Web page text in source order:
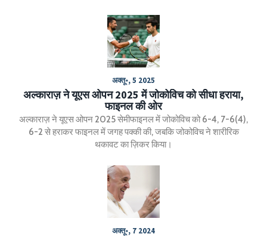
रही है।
अक्तू॰, 5 2025
अल्काराज़ ने यूएस ओपन 2025 में जोकोविच को सीधा हराया,
फाइनल की ओर
अल्काराज़ ने यूएस ओपन 2025 सेमीफाइनल में जोकोविच को 6-4, 7-6(4),
6-2 से हराकर फाइनल में जगह पक्की की, जबकि जोकोविच ने शारीरिक
थकावट का ज़िकर किया।
अक्तू॰, 7 2024